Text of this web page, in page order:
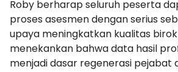
Roby berharap seluruh peserta
proses asesmen dengan serius
upaya meningkatkan kualitas
menekankan bahwa data hasil
menjadi dasar regenerasi pejabat